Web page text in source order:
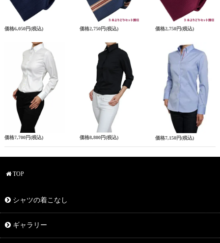
価格6,050円(税込) 価格2,750円(税込) 価格2,750円(税込)
価格7,700円(税込) 価格8,800円(税込) 価格7,150円(税込)
TOP
シャツの着こなし
ギャラリー